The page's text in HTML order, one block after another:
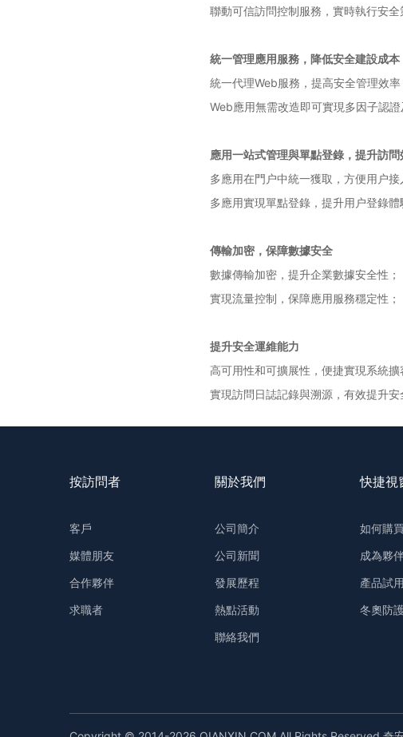
聯動可信訪問控制服務，實時執行安全
統一管理應用服務，降低安全建設成本
統一代理Web服務，提高安全管理效率
Web應用無需改造即可實現多因子認
應用一站式管理與單點登錄，提升訪問
多應用在門户中統一獲取，方便用户接
多應用實現單點登錄，提升用户登錄體
傳輸加密，保障數據安全
數據傳輸加密，提升企業數據安全性；
實現流量控制，保障應用服務穩定性；
提升安全運維能力
高可用性和可擴展性，便捷實現系統擴
實現訪問日誌記錄與溯源，有效提升安
按訪問者
客戶
媒體朋友
合作夥伴
求職者
關於我們
公司簡介
公司新聞
發展歷程
熱點活動
聯絡我們
快捷視
如何購買
成為夥
產品試用
冬奧防